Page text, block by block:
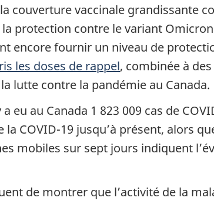
couverture vaccinale grandissante
protection contre le variant
encore fournir un niveau de
les doses de rappel, combinée à
lutte contre la pandémie au Canada.
eu au Canada 1 823 009 cas de
COVID-19 jusqu’à présent, alors
mobiles sur sept jours indiquent
de montrer que l’activité de la